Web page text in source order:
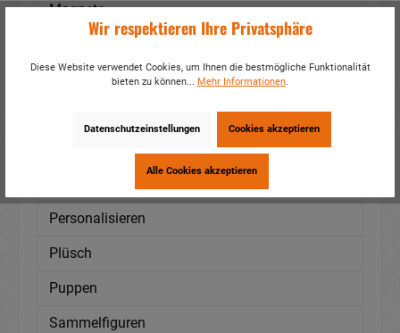
Magnete
Materialien
Personalisieren
Plüsch
Puppen
Sammelfiguren
Wir respektieren Ihre Privatsphäre
Diese Website verwendet Cookies, um Ihnen die bestmögliche Funktionalität
bieten zu können... Mehr Informationen.
Datenschutzeinstellungen Cookies akzeptieren
Alle Cookies akzeptieren